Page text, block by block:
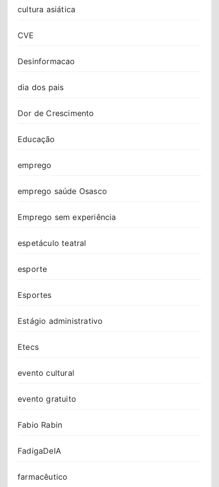
cultura asiática
CVE
Desinformacao
dia dos pais
Dor de Crescimento
Educação
emprego
emprego saúde Osasco
Emprego sem experiência
espetáculo teatral
esporte
Esportes
Estágio administrativo
Etecs
evento cultural
evento gratuito
Fabio Rabin
FadigaDeIA
farmacêutico